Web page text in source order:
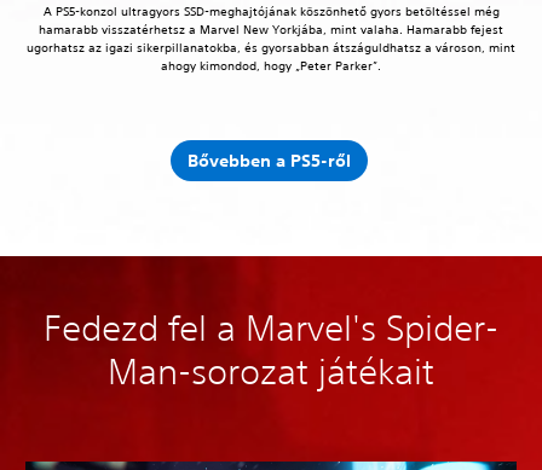
A PS5-konzol ultragyors SSD-meghajtójának köszönhető gyors betöltéssel még
hamarabb visszatérhetsz a Marvel New Yorkjába, mint valaha. Hamarabb fejest
ugorhatsz az igazi sikerpillanatokba, és gyorsabban átszáguldhatsz a városon, mint
ahogy kimondod, hogy „Peter Parker”.
Bővebben a PS5-ről
Fedezd fel a Marvel's Spider-
Man-sorozat játékait